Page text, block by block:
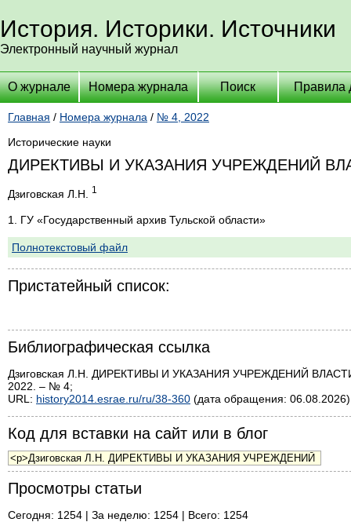
История. Историки. Источники
Электронный научный журнал
О журнале Номера журнала Поиск Правила
Главная / Номера журнала / № 4, 2022
Исторические науки
ДИРЕКТИВЫ И УКАЗАНИЯ УЧРЕЖДЕНИЙ
Дзиговская Л.Н. 1
1. ГУ «Государственный архив Тульской области»
Полнотекстовый файл
Пристатейный список:
Библиографическая ссылка
Дзиговская Л.Н. ДИРЕКТИВЫ И УКАЗАНИЯ УЧРЕЖДЕНИЙ
2022. – № 4;
URL: history2014.esrae.ru/ru/38-360 (дата обращения:
Код для вставки на сайт или в блог
Просмотры статьи
Сегодня: 1254 | За неделю: 1254 | Всего: 1254